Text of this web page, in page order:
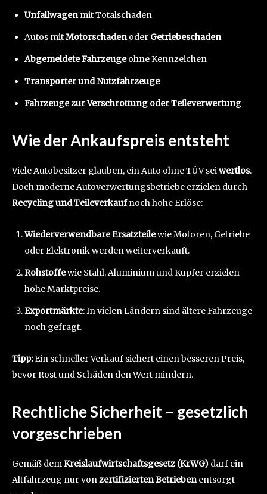
Unfallwagenmit Totalschaden
Autos mitMotorschadenoder Getriebeschaden
Abgemeldete Fahrzeugeohne Kennzeichen
Transporter und Nutzfahrzeuge
Fahrzeuge zur Verschrottung oder Teileverwertung
Wie der Ankaufspreis entsteht
Viele Autobesitzer glauben, ein Auto ohne TÜV seiwertlos.
Doch moderne Autoverwertungsbetriebe erzielen durch
Recycling und Teileverkaufnoch hohe Erlöse:
Wiederverwendbare Ersatzteilewie Motoren, Getriebe
oder Elektronik werden weiterverkauft.
Rohstoffewie Stahl, Aluminium und Kupfer erzielen
hohe Marktpreise.
Exportmärkte: In vielen Ländern sind ältere Fahrzeuge
noch gefragt.
Tipp:Ein schneller Verkauf sichert einen besseren Preis,
bevor Rost und Schäden den Wert mindern.
Rechtliche Sicherheit – gesetzlich
vorgeschrieben
Gemäß demKreislaufwirtschaftsgesetz (KrWG) darf ein
Altfahrzeug nur vonzertifizierten Betriebenentsorgt